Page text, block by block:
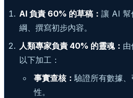
AI 負責 60% 的草稿： 讓 AI 幫
綱、撰寫初步內容。
人類專家負責 40% 的靈魂：
以下加工：
事實查核：驗證所有數據
性。